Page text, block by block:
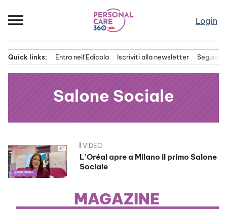
al
Login
principale
Quick links: Entra nell’Edicola Iscriviti alla newsletter Seguici
Salone Sociale
News VIDEO
L’Oréal apre a Milano il primo Salone
Sociale
MAGAZINE